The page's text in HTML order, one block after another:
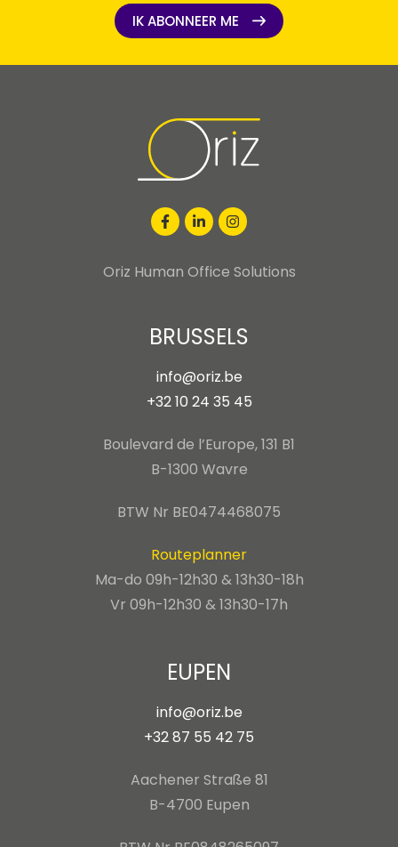
IK ABONNEER ME
Oriz Human Office Solutions
BRUSSELS
info@oriz.be
+32 10 24 35 45
Boulevard de l’Europe, 131 B1
B-1300 Wavre
BTW Nr BE0474468075
Routeplanner
Ma-do 09h-12h30 & 13h30-18h
Vr 09h-12h30 & 13h30-17h
EUPEN
info@oriz.be
+32 87 55 42 75
Aachener Straße 81
B-4700 Eupen